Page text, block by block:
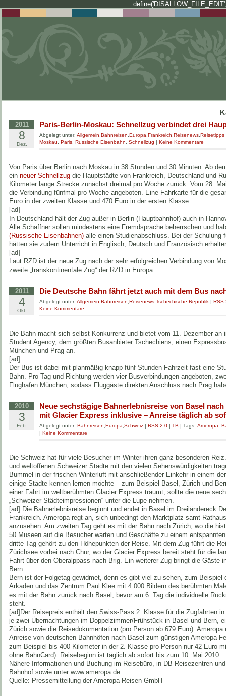
2011
8
Dez.
Paris-Berlin-Moskau: Schnellzug verbindet drei
Abgelegt unter: Allgemein Bahnreisen Europa Frankreich Reisenews Reisetipps
Moskau
Paris Russische Eisenbahn Schnellzug | Keine Kommentare
Von Paris über Berlin nach Moskau in 38 Stunden und 30 Minuten: Ab
ein neuer Schnellzug die Hauptstädte von Frankreich, Deutschland und
Kilometer lange Strecke zunächst dreimal pro Woche zurück. Vom 28.
die Verbindung fünfmal pro Woche angeboten. Eine Fahrkarte für die
Euro in der zweiten Klasse und 470 Euro in der ersten Klasse.
[ad]
In Deutschland hält der Zug außer in Berlin (Hauptbahnhof) auch in
Alle Schaffner sollen mindestens eine Fremdsprache beherrschen und
(Russische Eisenbahnen) alle einen Studienabschluss. Bei der Schulung
hätten sie zudem Unterricht in Englisch, Deutsch und Französisch
[ad]
Laut RZD ist der neue Zug nach der sehr erfolgreichen Verbindung von
zweite „transkontinentale Zug“ der RZD in Europa.
2011
4
Okt.
Die Deutsche Bahn fährt jetzt auch mit dem Bus
Abgelegt unter: Allgemein Bahnreisen Reisenews Tschechische Republik | RSS
Keine Kommentare
Die Bahn macht sich selbst Konkurrenz und bietet vom 11. Dezember an
Student Agency, dem größten Busanbieter Tschechiens, einen
München und Prag an.
[ad]
Der Bus ist dabei mit planmäßig knapp fünf Stunden Fahrzeit fast eine
Bahn. Pro Tag und Richtung werden vier Busverbindungen angeboten,
Flughafen München, sodass Fluggäste direkten Anschluss nach Prag
2010
3
Feb.
Neue sechstägige Bahnerlebnisreise von Basel
mit Glacier Express inklusive – Anreise täglich ab
Abgelegt unter: Bahnreisen Europa Schweiz | RSS 2.0 | TB | Tags: Ameropa
| Keine Kommentare
Die Schweiz hat für viele Besucher im Winter ihren ganz besonderen
und weltoffenen Schweizer Städte mit den vielen Sehenswürdigkeiten
Bummel in der frischen Winterluft mit anschließender Einkehr in einem
einige Städte kennen lernen möchte – zum Beispiel Basel, Zürich und
einer Fahrt im weltberühmten Glacier Express träumt, sollte die neue
„Schweizer Städteimpressionen“ unter die Lupe nehmen.
[ad] Die Bahnerlebnisreise beginnt und endet in Basel im Dreiländereck
Frankreich. Ameropa regt an, sich unbedingt den Marktplatz samt
anzusehen. Am zweiten Tag geht es mit der Bahn nach Zürich, wo die
50 Museen auf die Besucher warten und Geschäfte zu einem
dritte Tag gehört zu den Höhepunkten der Reise. Mit dem Zug führt die
Zürichsee vorbei nach Chur, wo der Glacier Express bereit steht für die
Fahrt über den Oberalppass nach Brig. Ein weiterer Zug bringt die Gäste
Bern.
Bern ist der Folgetag gewidmet, denn es gibt viel zu sehen, zum Beispiel
Arkaden und das Zentrum Paul Klee mit 4.000 Bildern des berühmten
es mit der Bahn zurück nach Basel, bevor am 6. Tag die individuelle
steht.
[ad]Der Reisepreis enthält den Swiss-Pass 2. Klasse für die Zugfahrten
je zwei Übernachtungen im Doppelzimmer/Frühstück in Basel und Bern,
Zürich sowie die Reisedokumentation (pro Person ab 679 Euro).
Anreise von deutschen Bahnhöfen nach Basel zum günstigen Ameropa
zum Beispiel bis 400 Kilometer in der 2. Klasse pro Person nur 42 Euro
ohne BahnCard). Reisebeginn ist täglich ab sofort bis zum 10. Mai 2010.
Nähere Informationen und Buchung im Reisebüro, in DB Reisezentren
Bahnhof sowie unter www.ameropa.de
Quelle: Pressemitteilung der Ameropa-Reisen GmbH